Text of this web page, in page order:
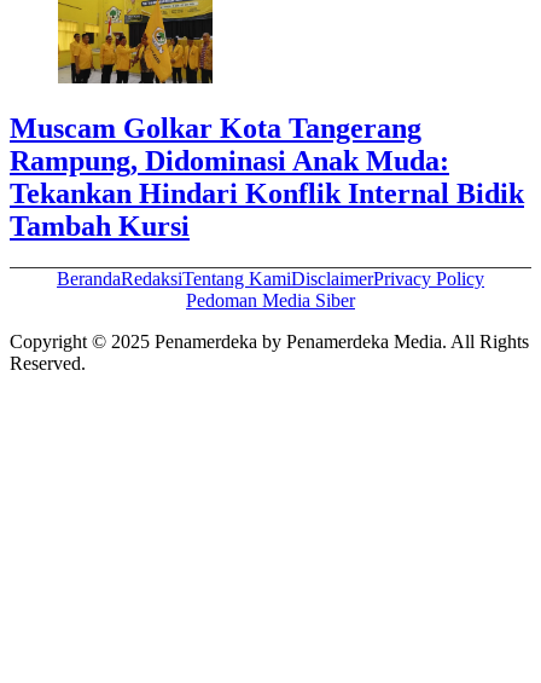
Muscam Golkar Kota Tangerang
Rampung, Didominasi Anak Muda:
Tekankan Hindari Konflik Internal Bidik
Tambah Kursi
BerandaRedaksiTentang KamiDisclaimerPrivacy Policy
Pedoman Media Siber
Copyright © 2025 Penamerdeka by Penamerdeka Media. All Rights
Reserved.